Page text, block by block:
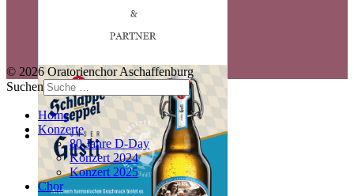
© 2026 Oratorienchor Aschaffenburg
Suchen
Home
Konzerte
80 Jahre D-Day
Konzert 2024
Konzert 2025
Chor